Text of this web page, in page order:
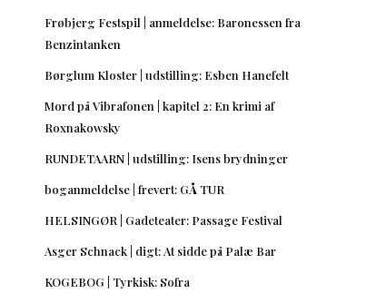
Frøbjerg Festspil | anmeldelse: Baronessen fra
Benzintanken
Børglum Kloster | udstilling: Esben Hanefelt
Mord på Vibrafonen | kapitel 2: En krimi af
Roxnakowsky
RUNDETAARN | udstilling: Isens brydninger
boganmeldelse | frevert: GÅ TUR
HELSINGØR | Gadeteater: Passage Festival
Asger Schnack | digt: At sidde på Palæ Bar
KOGEBOG | Tyrkisk: Sofra